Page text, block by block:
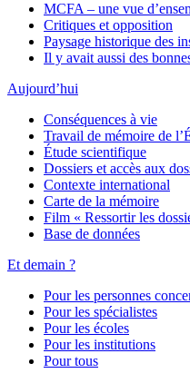
MCFA – une vue
Critiques et opposition
Paysage historique des
Il y avait aussi des
Aujourd’hui
Conséquences à vie
Travail de mémoire de
Étude scientifique
Dossiers et accès aux
Contexte international
Carte de la mémoire
Film « Ressortir les
Base de données
Et demain ?
Pour les personnes
Pour les spécialistes
Pour les écoles
Pour les institutions
Pour tous